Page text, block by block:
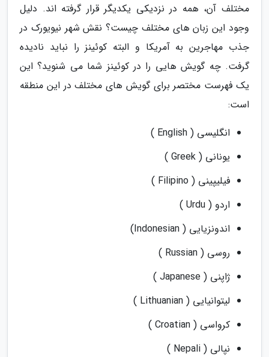
مختلف آن، همه در نزدیکی یکدیگر قرار گرفته اند. دلیل
وجود این زبان های مختلف چیست؟ نقش شهر نیویورک در
جذب مهاجرین به آمریکا و البته کوئینز را نباید نادیده
گرفت. چه گویش هایی را در کوئینز شما می شنوید؟ این
یک فهرست مختصر برای گویش های مختلف در این منطقه
است:
انگلیسی ( English )
یونانی ( Greek )
فیلیپینی ( Filipino )
اردو ( Urdu )
اندونزیایی ( Indonesian)
روسی ( Russian )
ژاپنی ( Japanese )
لیتوانیایی ( Lithuanian )
کرواسی ( Croatian )
نپالی ( Nepali )